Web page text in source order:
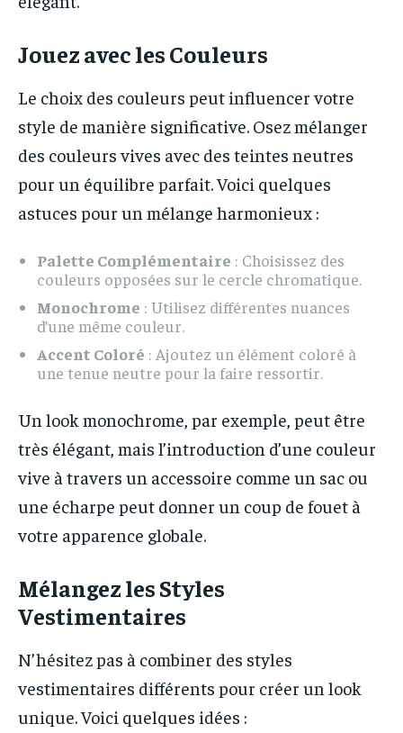
Jouez avec les Couleurs
Le choix des couleurs peut influencer votre
style de manière significative. Osez mélanger
des couleurs vives avec des teintes neutres
pour un équilibre parfait. Voici quelques
astuces pour un mélange harmonieux :
Palette Complémentaire : Choisissez des
couleurs opposées sur le cercle chromatique.
Monochrome : Utilisez différentes nuances
d’une même couleur.
Accent Coloré : Ajoutez un élément coloré à
une tenue neutre pour la faire ressortir.
Un look monochrome, par exemple, peut être
très élégant, mais l’introduction d’une couleur
vive à travers un accessoire comme un sac ou
une écharpe peut donner un coup de fouet à
votre apparence globale.
Mélangez les Styles
Vestimentaires
N’hésitez pas à combiner des styles
vestimentaires différents pour créer un look
unique. Voici quelques idées :